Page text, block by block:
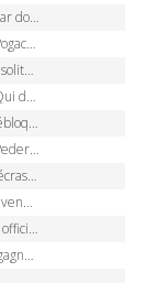
pulvérisé
?
à pois
d’Huez ?
maillot vert
Voiron ?
podium ?
et dates
en jaune